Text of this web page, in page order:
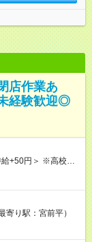
店作業あ
経験歓迎◎
※最大12ヶ月の間
り駅：宮前平）